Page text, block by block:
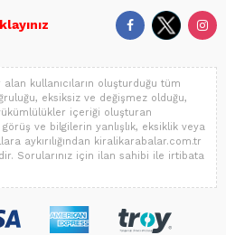
kullanıcıların oluşturduğu tüm
eksiksiz ve değişmez olduğu,
içeriği oluşturan
ve bilgilerin yanlışlık, eksiklik veya
aykırılığından kiralikarabalar.com.tr
Sorularınız için ilan sahibi ile irtibata